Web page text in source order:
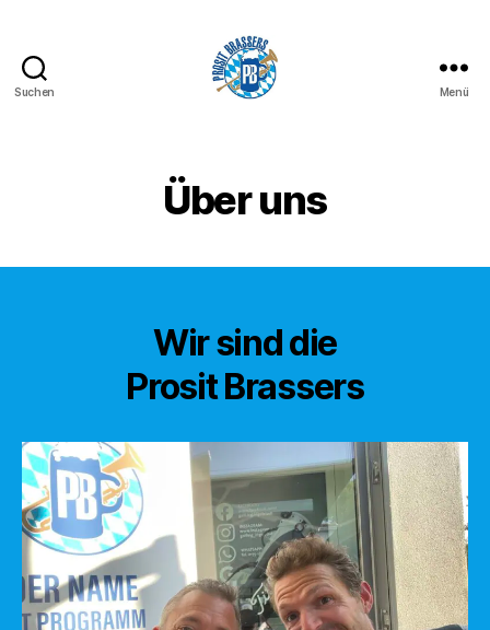
Suchen Menü
Über uns
Wir sind die
Prosit Brassers